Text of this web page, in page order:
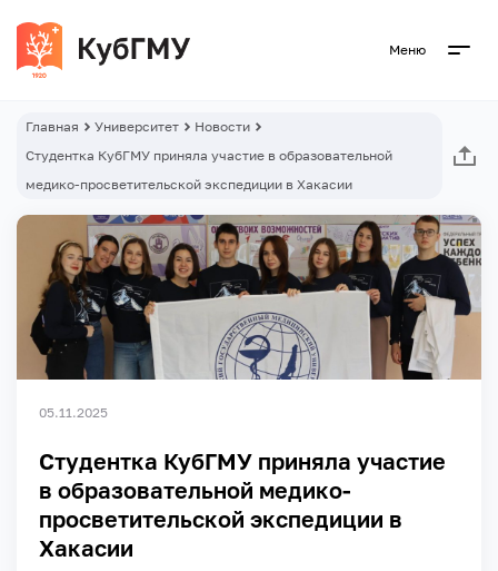
Меню
Главная Университет
Новости
Студентка КубГМУ приняла участие в образовательной
медико-просветительской экспедиции в Хакасии
05.11.2025
Студентка КубГМУ приняла участие
в образовательной медико-
просветительской экспедиции в
Хакасии